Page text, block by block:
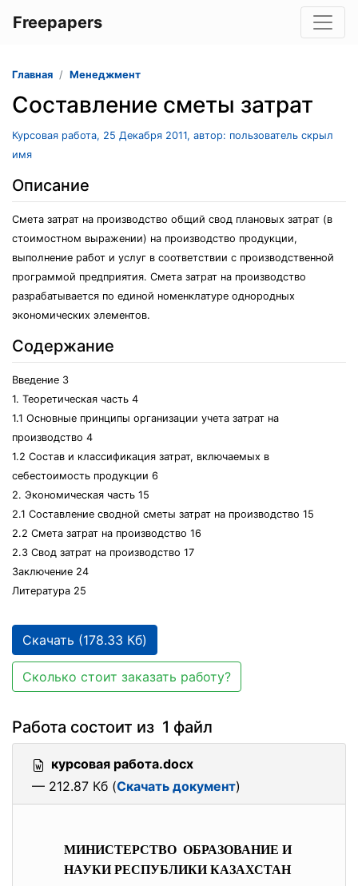
Freepapers
Главная Менеджмент
Составление сметы затрат
Курсовая работа, 25 Декабря 2011, автор: пользователь скрыл
имя
Описание
Смета затрат на производство общий свод плановых затрат (в
стоимостном выражении) на производство продукции,
выполнение работ и услуг в соответствии с производственной
программой предприятия. Смета затрат на производство
разрабатывается по единой номенклатуре однородных
экономических элементов.
Содержание
Введение 3
1. Теоретическая часть 4
1.1 Основные принципы организации учета затрат на
производство 4
1.2 Состав и классификация затрат, включаемых в
себестоимость продукции 6
2. Экономическая часть 15
2.1 Составление сводной сметы затрат на производство 15
2.2 Смета затрат на производство 16
2.3 Свод затрат на производство 17
Заключение 24
Литература 25
Скачать (178.33 Кб)
Сколько стоит заказать работу?
Работа состоит из 1 файл
курсовая работа.docx
— 212.87 Кб (Скачать документ)
МИНИСТЕРСТВО ОБРАЗОВАНИЕ И
НАУКИ РЕСПУБЛИКИ КАЗАХСТАН